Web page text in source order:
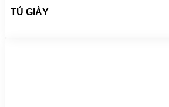
TỦ GIÀY